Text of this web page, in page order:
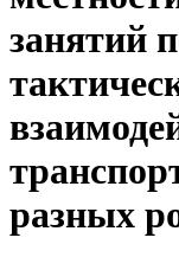
занятий
разных